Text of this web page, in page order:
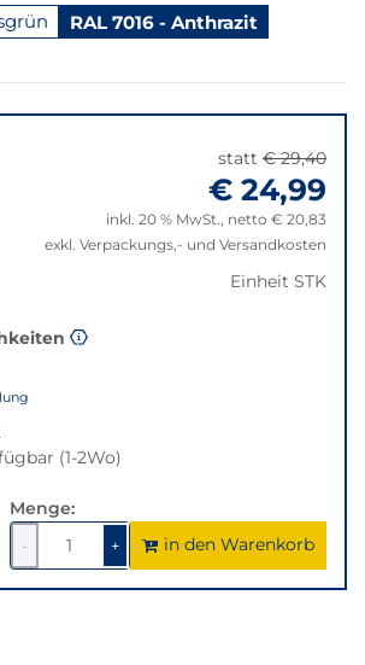
RAL 7016 - Anthrazit
statt € 29,40
€ 24,99
inkl. 20 % MwSt., netto € 20,83
exkl. Verpackungs,- und Versandkosten
Einheit STK
(1-2Wo)
Menge:
-
1
verringern
+1um
1
erhöhen
in den Warenkorb